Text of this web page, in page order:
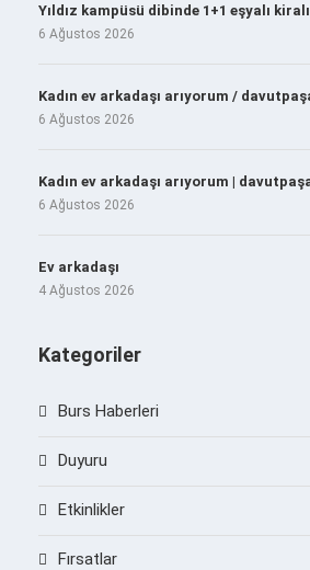
Yıldız kampüsü dibinde 1+1 eşyalı
6 Ağustos 2026
Kadın ev arkadaşı arıyorum /
6 Ağustos 2026
Kadın ev arkadaşı arıyorum |
6 Ağustos 2026
Ev arkadaşı
4 Ağustos 2026
Kategoriler
Burs Haberleri
Duyuru
Etkinlikler
Fırsatlar